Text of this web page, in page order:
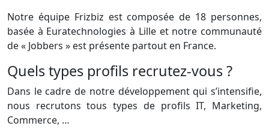
Notre équipe Frizbiz est composée de 18 personnes,
basée à Euratechnologies à Lille et notre communauté
de « Jobbers » est présente partout en France.
Quels types proﬁls recrutez-vous ?
Dans le cadre de notre développement qui s’intensifie,
nous recrutons tous types de proﬁls IT, Marketing,
Commerce, …